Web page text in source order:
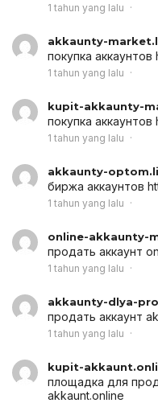
1 tahun yang lalu
akkaunty-
покупка аккаунтов
1 tahun yang lalu
kupit-akkaunty-
покупка аккаунтов
1 tahun yang lalu
akkaunty-
биржа аккаунтов
1 tahun yang lalu
online-akkaunty-
продать аккаунт
1 tahun yang lalu
akkaunty-dlya-
продать аккаунт
1 tahun yang lalu
kupit-
площадка для
akkaunt.online